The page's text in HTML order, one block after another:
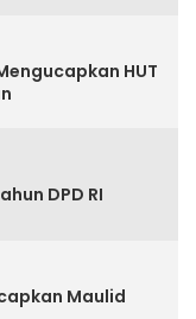
HUT
DPD RI
Maulid